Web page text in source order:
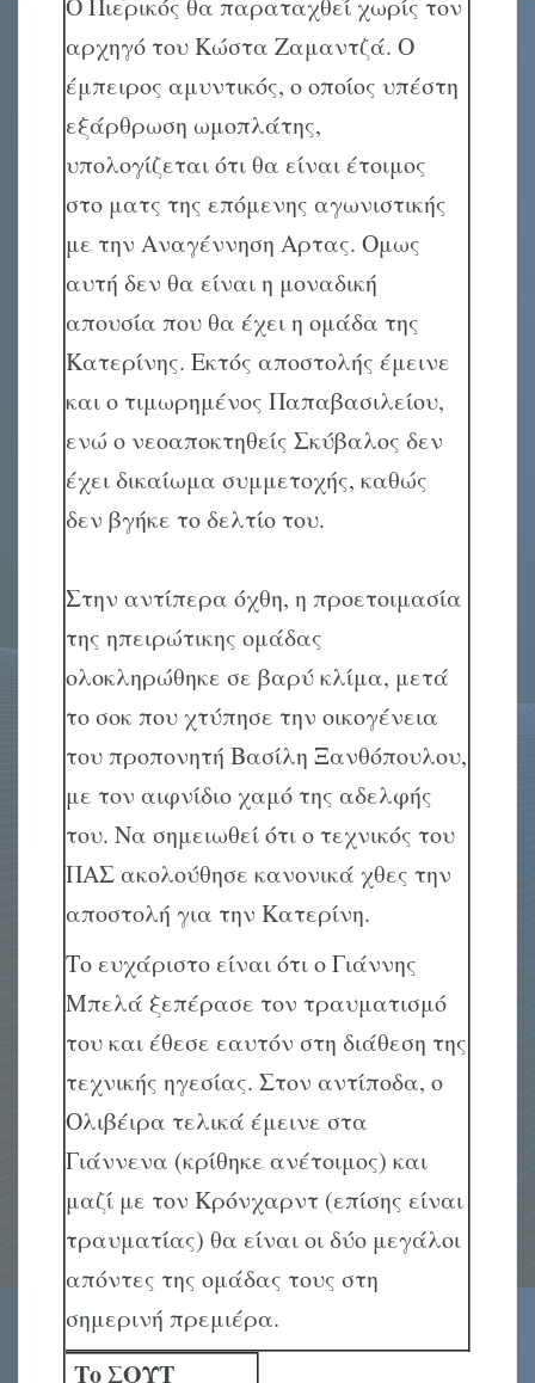
Ο Πιερικός θα παραταχθεί χωρίς τον
αρχηγό του Κώστα Ζαμαντζά. Ο
έμπειρος αμυντικός, ο οποίος υπέστη
εξάρθρωση ωμοπλάτης,
υπολογίζεται ότι θα είναι έτοιμος
στο ματς της επόμενης αγωνιστικής
με την Αναγέννηση Αρτας. Ομως
αυτή δεν θα είναι η μοναδική
απουσία που θα έχει η ομάδα της
Κατερίνης. Εκτός αποστολής έμεινε
και ο τιμωρημένος Παπαβασιλείου,
ενώ ο νεοαποκτηθείς Σκύβαλος δεν
έχει δικαίωμα συμμετοχής, καθώς
δεν βγήκε το δελτίο του.
Στην αντίπερα όχθη, η προετοιμασία
της ηπειρώτικης ομάδας
ολοκληρώθηκε σε βαρύ κλίμα, μετά
το σοκ που χτύπησε την οικογένεια
του προπονητή Βασίλη Ξανθόπουλου,
με τον αιφνίδιο χαμό της αδελφής
του. Να σημειωθεί ότι ο τεχνικός του
ΠΑΣ ακολούθησε κανονικά χθες την
αποστολή για την Κατερίνη.
Το ευχάριστο είναι ότι ο Γιάννης
Μπελά ξεπέρασε τον τραυματισμό
του και έθεσε εαυτόν στη διάθεση της
τεχνικής ηγεσίας. Στον αντίποδα, ο
Ολιβέιρα τελικά έμεινε στα
Γιάννενα (κρίθηκε ανέτοιμος) και
μαζί με τον Κρόνχαρντ (επίσης είναι
τραυματίας) θα είναι οι δύο μεγάλοι
απόντες της ομάδας τους στη
σημερινή πρεμιέρα.
Το ΣΟΥΤ